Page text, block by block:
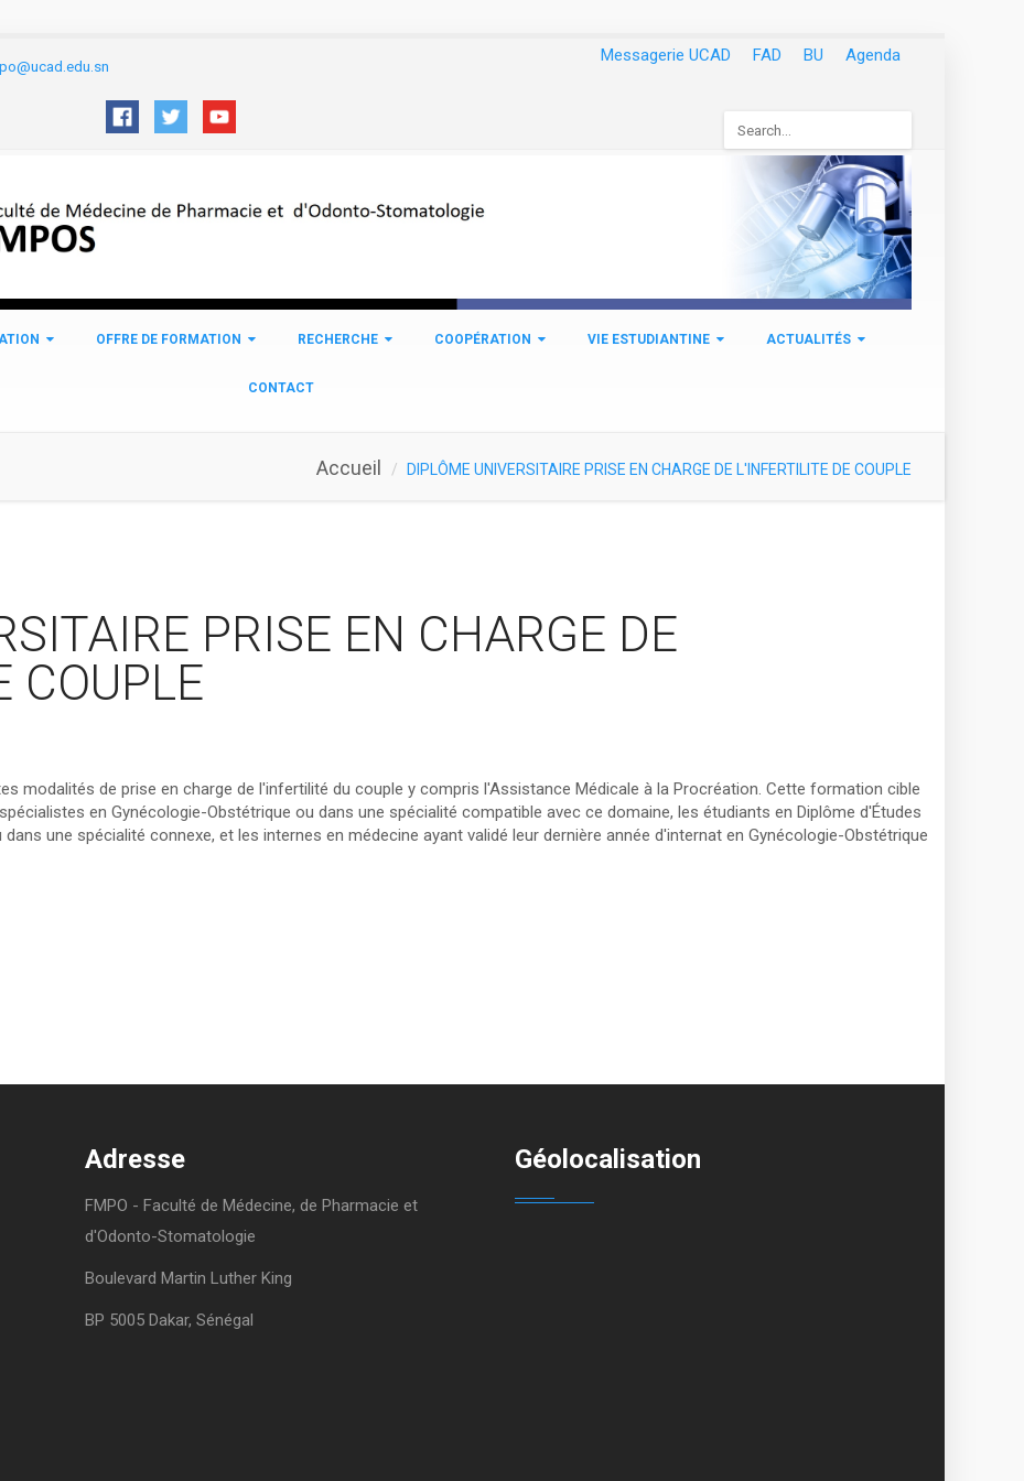
Agenda
BU
FAD
Messagerie UCAD
Formulaire
de
recherche
OFFRE DE FORMATION RECHERCHE COOPÉRATION VIE ESTUDIANTINE ACTUALITÉS
CONTACT
Accueil DIPLÔME UNIVERSITAIRE PRISE EN CHARGE DE L'INFERTILITE DE COUPLE
PRISE EN CHARGE DE
COUPLE
modalités de prise en charge de l'infertilité du couple y compris l'Assistance Médicale à la Procréation. Cette formation cible
en Gynécologie-Obstétrique ou dans une spécialité compatible avec ce domaine, les étudiants en Diplôme d'Études
une spécialité connexe, et les internes en médecine ayant validé leur dernière année d'internat en Gynécologie-Obstétrique
Adresse
FMPO - Faculté de Médecine, de Pharmacie et
d'Odonto-Stomatologie
Boulevard Martin Luther King
BP 5005 Dakar, Sénégal
Géolocalisation